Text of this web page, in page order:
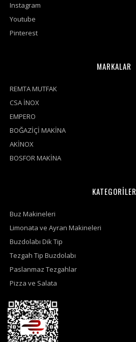
Instagram
Youtube
Pinterest
MARKALAR
REMTA MUTFAK
CSA İNOX
EMPERO
BOĞAZİÇİ MAKİNA
AKİNOX
BOSFOR MAKİNA
KATEGORİLER
Buz Makineleri
Limonata ve Ayran Makineleri
Buzdolabı Dik Tip
Tezgah Tip Buzdolabı
Paslanmaz Tezgahlar
Pizza ve Salata